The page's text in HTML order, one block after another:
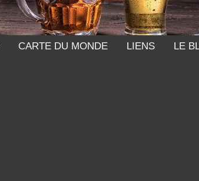
CARTE DU MONDE LIENS LE